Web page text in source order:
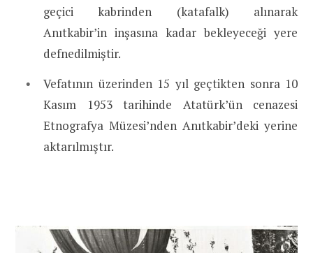
geçici kabrinden (katafalk) alınarak
Anıtkabir’in inşasına kadar bekleyeceği yere
defnedilmiştir.
Vefatının üzerinden 15 yıl geçtikten sonra 10
Kasım 1953 tarihinde Atatürk’ün cenazesi
Etnografya Müzesi’nden Anıtkabir’deki yerine
aktarılmıştır.